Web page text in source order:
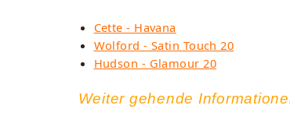
Cette - Havana
Wolford - Satin Touch 20
Hudson - Glamour 20
Weiter gehende